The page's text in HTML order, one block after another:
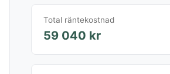
Total räntekostnad
59 040 kr